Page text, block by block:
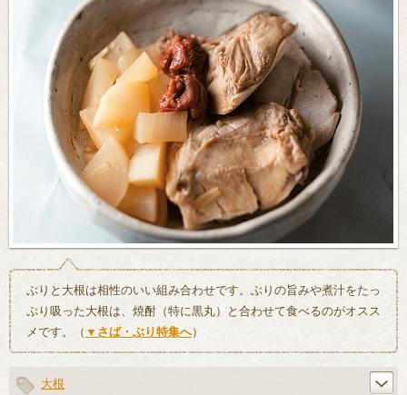
ぶりと大根は相性のいい組み合わせです。ぶりの旨みや煮汁をたっ
ぷり吸った大根は、焼酎（特に黒丸）と合わせて食べるのがオスス
メです。（ ▼さば・ぶり特集へ）
大根